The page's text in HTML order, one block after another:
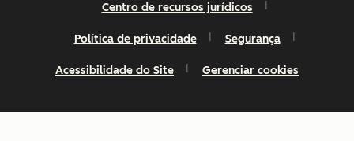
Centro de recursos jurídicos
Política de privacidade Segurança
Acessibilidade do Site Gerenciar cookies